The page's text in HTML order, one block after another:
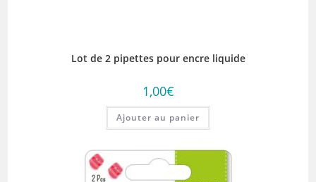
Lot de 2 pipettes pour encre liquide
1,00€
Ajouter au panier